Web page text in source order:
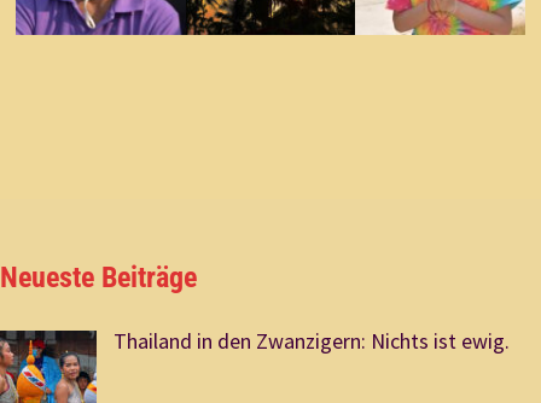
Neueste Beiträge
Thailand in den Zwanzigern: Nichts ist ewig.